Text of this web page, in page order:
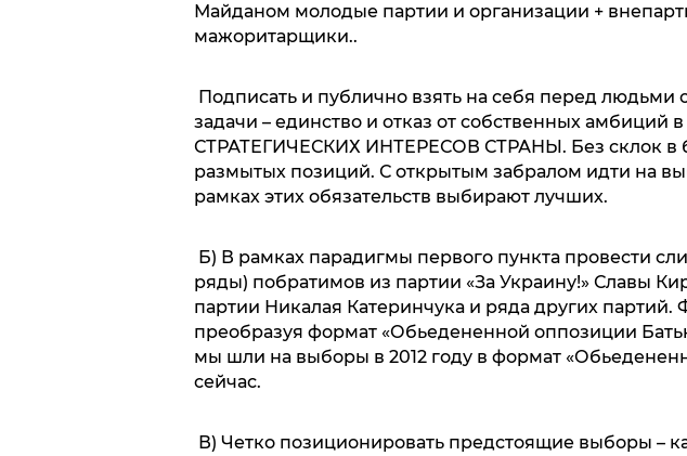
Майданом молодые партии и организации +
мажоритарщики..
Подписать и публично взять на себя перед людьми
задачи – единство и отказ от собственных амбиций в
СТРАТЕГИЧЕСКИХ ИНТЕРЕСОВ СТРАНЫ. Без склок в
размытых позиций. С открытым забралом идти на
рамках этих обязательств выбирают лучших.
Б) В рамках парадигмы первого пункта провести
ряды) побратимов из партии «За Украину!» Славы
партии Никалая Катеринчука и ряда других партий.
преобразуя формат «Обьедененной оппозиции
мы шли на выборы в 2012 году в формат
сейчас.
В) Четко позиционировать предстоящие выборы –